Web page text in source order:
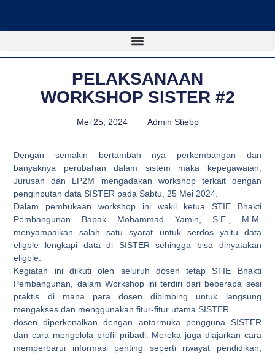
PELAKSANAAN
WORKSHOP SISTER #2
Mei 25, 2024 Admin Stiebp
Dengan semakin bertambah nya perkembangan dan
banyaknya perubahan dalam sistem maka kepegawaian,
Jurusan dan LP2M mengadakan workshop terkait dengan
penginputan data SISTER pada Sabtu, 25 Mei 2024.
Dalam pembukaan workshop ini wakil ketua STIE Bhakti
Pembangunan Bapak Mohammad Yamin, S.E., M.M.
menyampaikan salah satu syarat untuk serdos yaitu data
eligble lengkapi data di SISTER sehingga bisa dinyatakan
eligble.
Kegiatan ini diikuti oleh seluruh dosen tetap STIE Bhakti
Pembangunan, dalam Workshop ini terdiri dari beberapa sesi
praktis di mana para dosen dibimbing untuk langsung
mengakses dan menggunakan fitur-fitur utama SISTER.
dosen diperkenalkan dengan antarmuka pengguna SISTER
dan cara mengelola profil pribadi. Mereka juga diajarkan cara
memperbarui informasi penting seperti riwayat pendidikan,